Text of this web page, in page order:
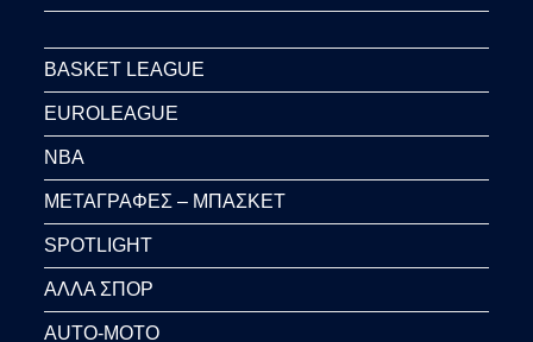
BASKET LEAGUE
EUROLEAGUE
NBA
ΜΕΤΑΓΡΑΦΕΣ – ΜΠΑΣΚΕΤ
SPOTLIGHT
ΑΛΛΑ ΣΠΟΡ
AUTO-MOTO